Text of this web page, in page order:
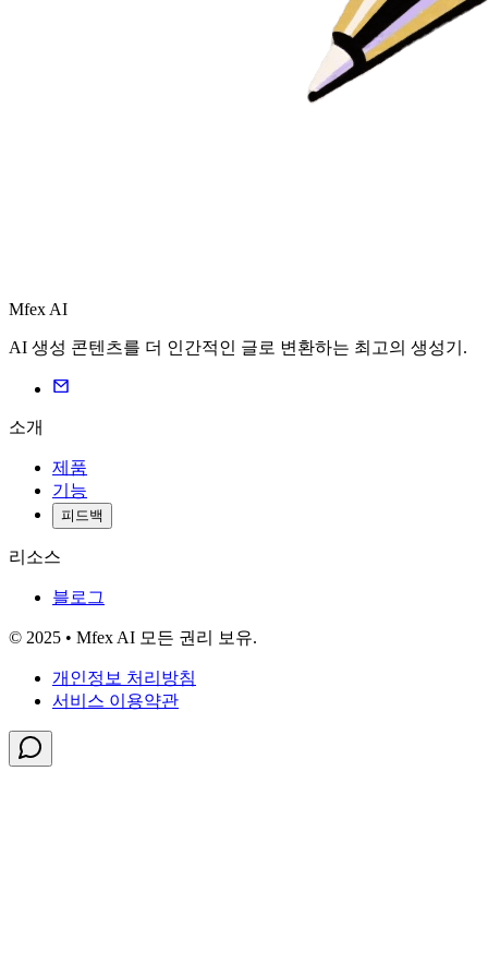
Mfex AI
AI 생성 콘텐츠를 더 인간적인 글로 변환하는 최고의 생성기.
소개
제품
기능
피드백
리소스
블로그
© 2025 • Mfex AI 모든 권리 보유.
개인정보 처리방침
서비스 이용약관